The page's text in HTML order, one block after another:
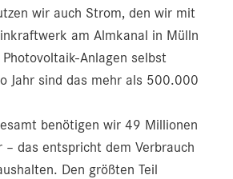
wir auch Strom, den wir mit
am Almkanal in Mülln
Anlagen selbst
Jahr sind das mehr als 500.000
benötigen wir 49 Millionen
– das entspricht dem Verbrauch
Den größten Teil